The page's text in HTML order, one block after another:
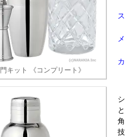
キット 《コンプリート》